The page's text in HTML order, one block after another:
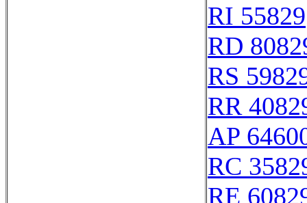
RI 55829
RD
RS
RR
AP
RC
RE